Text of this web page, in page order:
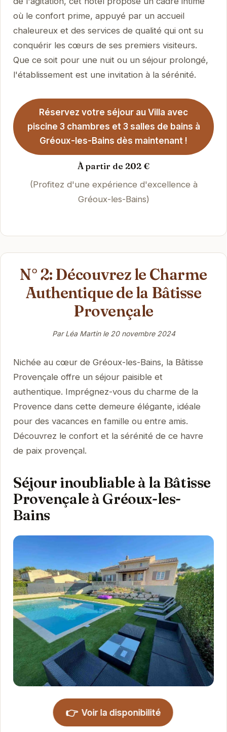
où le confort prime, appuyé par un accueil
chaleureux et des services de qualité qui ont su
conquérir les cœurs de ses premiers visiteurs.
Que ce soit pour une nuit ou un séjour prolongé,
l'établissement est une invitation à la sérénité.
Réservez votre séjour au Villa avec
piscine 3 chambres et 3 salles de bains à
Gréoux-les-Bains dès maintenant !
À partir de 202 €
(Profitez d'une expérience d'excellence à
Gréoux-les-Bains)
N° 2: Découvrez le Charme
Authentique de la Bâtisse
Provençale
Par Léa Martin le 20 novembre 2024
Nichée au cœur de Gréoux-les-Bains, la Bâtisse
Provençale offre un séjour paisible et
authentique. Imprégnez-vous du charme de la
Provence dans cette demeure élégante, idéale
pour des vacances en famille ou entre amis.
Découvrez le confort et la sérénité de ce havre
de paix provençal.
Séjour inoubliable à la Bâtisse
Provençale à Gréoux-les-
Bains
👉 Voir la disponibilité